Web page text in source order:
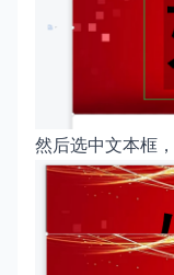
然后选中文本框，